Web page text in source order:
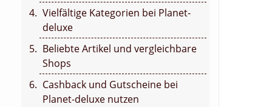
Vielfältige Kategorien bei Planet-
deluxe
Beliebte Artikel und vergleichbare
Shops
Cashback und Gutscheine bei
Planet-deluxe nutzen